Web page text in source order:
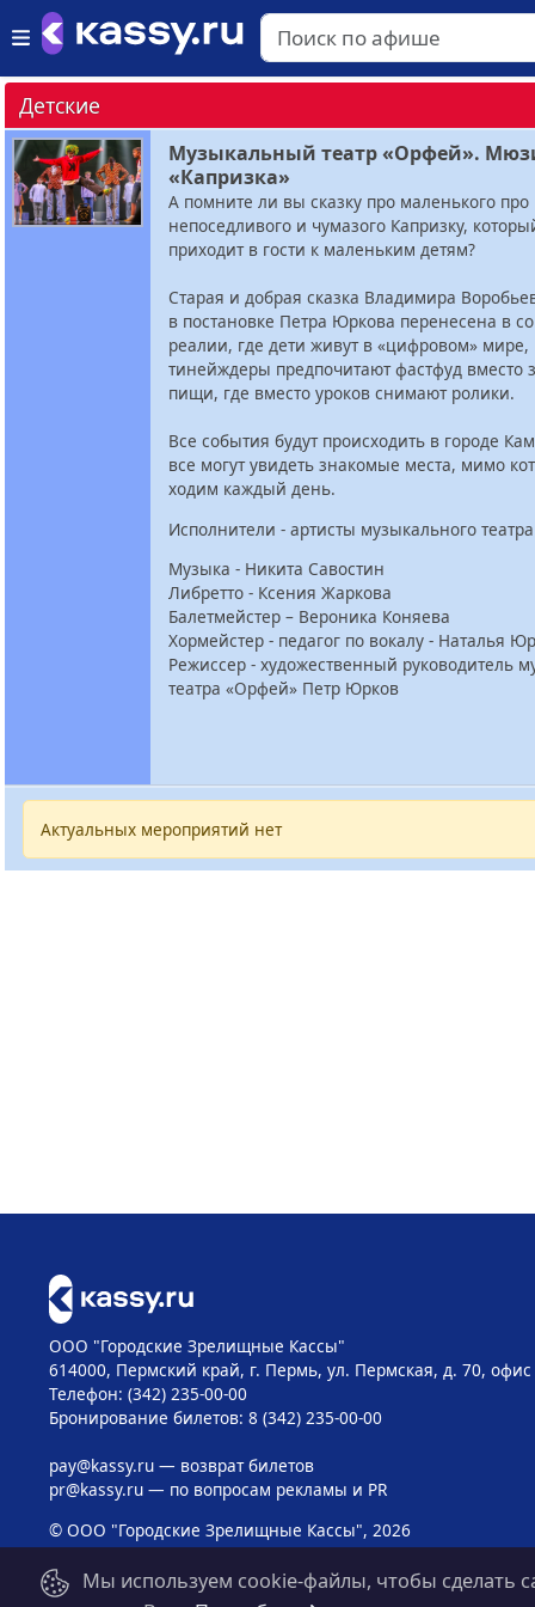
Детские
Музыкальный театр «Орфей».
«Капризка»
А помните ли вы сказку про маленького про
непоседливого и чумазого Капризку,
приходит в гости к маленьким детям?
Старая и добрая сказка Владимира
в постановке Петра Юркова перенесена в
реалии, где дети живут в «цифровом» мире,
тинейждеры предпочитают фастфуд вместо
пищи, где вместо уроков снимают ролики.
Все события будут происходить в городе
все могут увидеть знакомые места, мимо
ходим каждый день.
Исполнители - артисты музыкального
Музыка - Никита Савостин
Либретто - Ксения Жаркова
Балетмейстер – Вероника Коняева
Хормейстер - педагог по вокалу - Наталья
Режиссер - художественный руководитель
театра «Орфей» Петр Юрков
Актуальных мероприятий нет
ООО "Городские Зрелищные Кассы"
614000, Пермский край, г. Пермь, ул. Пермская, д. 70, офис
Телефон: (342) 235-00-00
Бронирование билетов: 8 (342) 235-00-00
pay@kassy.ru— возврат билетов
pr@kassy.ru— по вопросам рекламы и PR
© ООО "Городские Зрелищные Кассы", 2026
Мы используем cookie-файлы, чтобы сделать